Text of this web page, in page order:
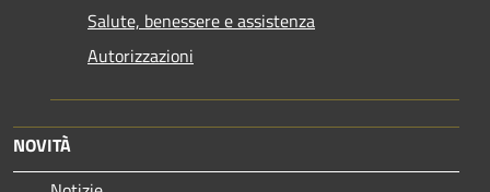
Salute, benessere e assistenza
Autorizzazioni
NOVITÀ